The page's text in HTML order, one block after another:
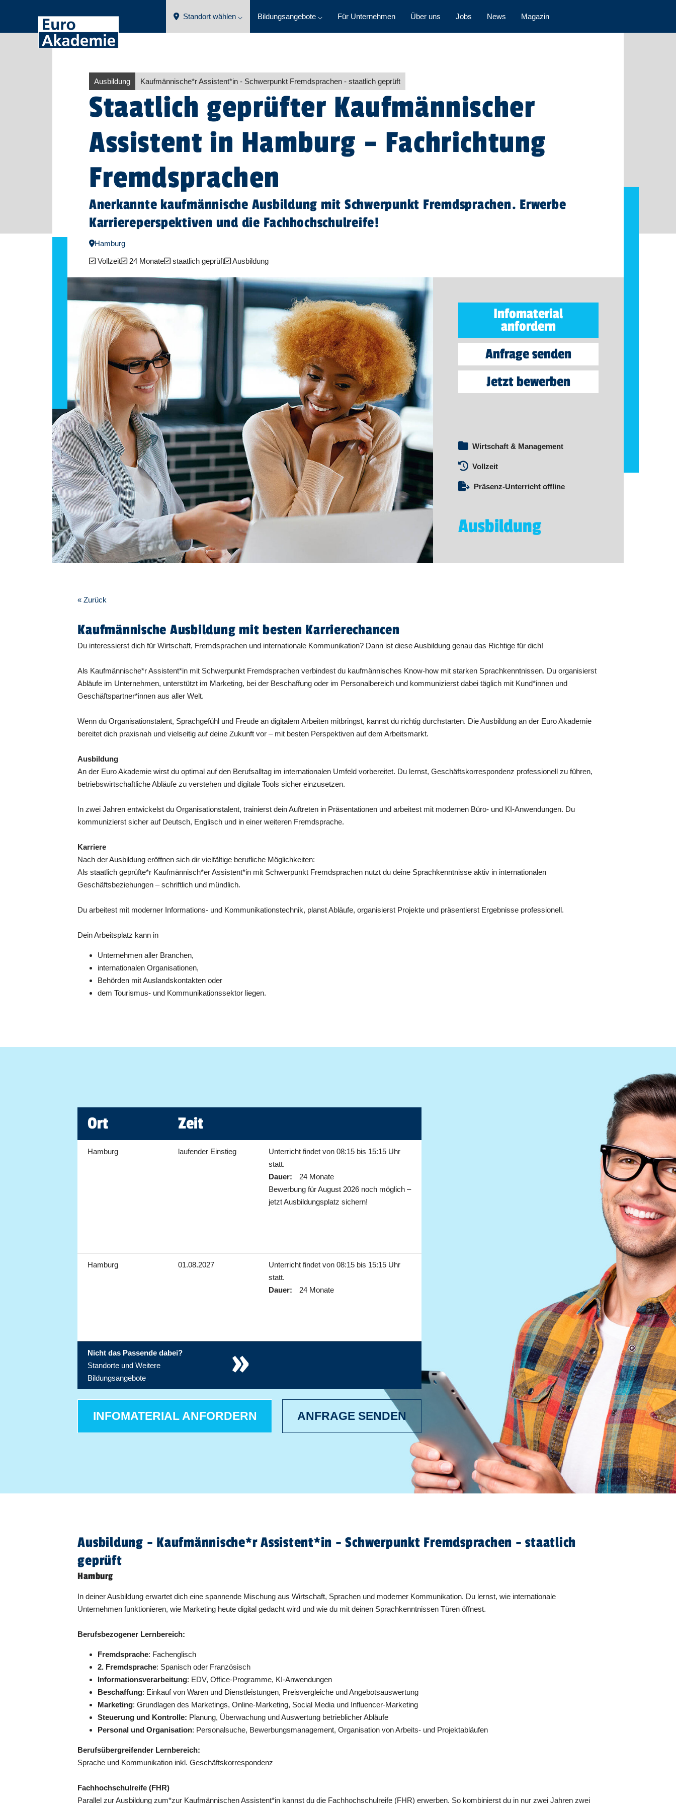
Standort wählen ⌵ Bildungsangebote ⌵ Für Unternehmen Über uns Jobs News Magazin
Ausbildung Kaufmännische*r Assistent​*in- Schwerpunkt Fremdsprachen - staatlich geprüft
Staatlich geprüfter Kaufmännischer
Assistent in Hamburg – Fachrichtung
Fremdsprachen
Anerkannte kaufmännische Ausbildung mit Schwerpunkt Fremdsprachen. Erwerbe
Karriereperspektiven und die Fachhochschulreife!
Hamburg
Vollzeit 24 Monate staatlich geprüft Ausbildung
Infomaterial
anfordern
Anfrage senden
Jetzt bewerben
Wirtschaft & Management
Vollzeit
Präsenz-Unterricht offline
Ausbildung
« Zurück
Kaufmännische Ausbildung mit besten Karrierechancen
Du interessierst dich für Wirtschaft, Fremdsprachen und internationale Kommunikation? Dann ist diese Ausbildung genau das Richtige für dich!
Als Kaufmännische*r Assistent*in mit Schwerpunkt Fremdsprachen verbindest du kaufmännisches Know-how mit starken Sprachkenntnissen. Du organisierst
Abläufe im Unternehmen, unterstützt im Marketing, bei der Beschaffung oder im Personalbereich und kommunizierst dabei täglich mit Kund*innen und
Geschäftspartner*innen aus aller Welt.
Wenn du Organisationstalent, Sprachgefühl und Freude an digitalem Arbeiten mitbringst, kannst du richtig durchstarten. Die Ausbildung an der Euro Akademie
bereitet dich praxisnah und vielseitig auf deine Zukunft vor – mit besten Perspektiven auf dem Arbeitsmarkt.
Ausbildung
An der Euro Akademie wirst du optimal auf den Berufsalltag im internationalen Umfeld vorbereitet. Du lernst, Geschäftskorrespondenz professionell zu führen,
betriebswirtschaftliche Abläufe zu verstehen und digitale Tools sicher einzusetzen.
In zwei Jahren entwickelst du Organisationstalent, trainierst dein Auftreten in Präsentationen und arbeitest mit modernen Büro- und KI-Anwendungen. Du
kommunizierst sicher auf Deutsch, Englisch und in einer weiteren Fremdsprache.
Karriere
Nach der Ausbildung eröffnen sich dir vielfältige berufliche Möglichkeiten:
Als staatlich geprüfte*r Kaufmännisch*er Assistent*in mit Schwerpunkt Fremdsprachen nutzt du deine Sprachkenntnisse aktiv in internationalen
Geschäftsbeziehungen – schriftlich und mündlich.
Du arbeitest mit moderner Informations- und Kommunikationstechnik, planst Abläufe, organisierst Projekte und präsentierst Ergebnisse professionell.
Dein Arbeitsplatz kann in
Unternehmen aller Branchen,
internationalen Organisationen,
Behörden mit Auslandskontakten oder
dem Tourismus- und Kommunikationssektor liegen.
Ort Zeit
Hamburg laufender Einstieg
Unterricht findet von 08:15 bis 15:15 Uhr
statt.
Dauer:
24 Monate
Bewerbung für August 2026 noch möglich –
jetzt Ausbildungsplatz sichern!
Hamburg 01.08.2027
Unterricht findet von 08:15 bis 15:15 Uhr
statt.
Dauer:
24 Monate
Nicht das Passende dabei?
Standorte und Weitere
Bildungsangebote
»
INFOMATERIAL ANFORDERN ANFRAGE SENDEN
Ausbildung - Kaufmännische*r Assistent​*in - Schwerpunkt Fremdsprachen - staatlich
geprüft
Hamburg
In deiner Ausbildung erwartet dich eine spannende Mischung aus Wirtschaft, Sprachen und moderner Kommunikation. Du lernst, wie internationale
Unternehmen funktionieren, wie Marketing heute digital gedacht wird und wie du mit deinen Sprachkenntnissen Türen öffnest.
Berufsbezogener Lernbereich:
Fremdsprache: Fachenglisch
2. Fremdsprache: Spanisch oder Französisch
Informationsverarbeitung: EDV, Office-Programme, KI-Anwendungen
Beschaffung: Einkauf von Waren und Dienstleistungen, Preisvergleiche und Angebotsauswertung
Marketing: Grundlagen des Marketings, Online-Marketing, Social Media und Influencer-Marketing
Steuerung und Kontrolle: Planung, Überwachung und Auswertung betrieblicher Abläufe
Personal und Organisation: Personalsuche, Bewerbungsmanagement, Organisation von Arbeits- und Projektabläufen
Berufsübergreifender Lernbereich:
Sprache und Kommunikation inkl. Geschäftskorrespondenz
Fachhochschulreife (FHR)
Parallel zur Ausbildung zum*zur Kaufmännischen Assistent*in kannst du die Fachhochschulreife (FHR) erwerben. So kombinierst du in nur zwei Jahren zwei